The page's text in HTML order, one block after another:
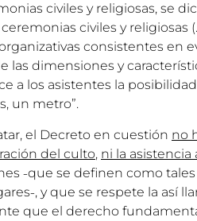
civiles y religiosas, se
civiles y religiosas
consistentes en
las dimensiones y
a los asistentes la
un metro”.
el Decreto en cuestión no
del culto, ni la asistencia
˗que se definen como
y que se respete la así
que el derecho